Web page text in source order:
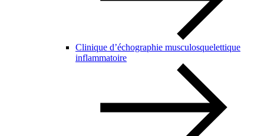
Clinique d’échographie musculosquelettique
inflammatoire